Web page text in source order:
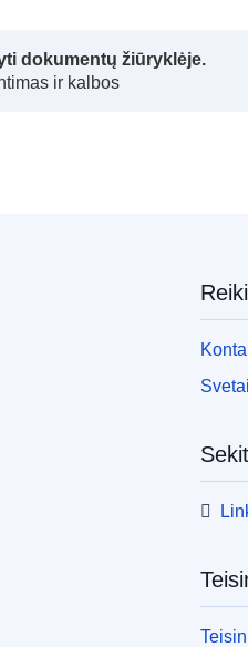
dokumentų žiūryklėje.
ir kalbos